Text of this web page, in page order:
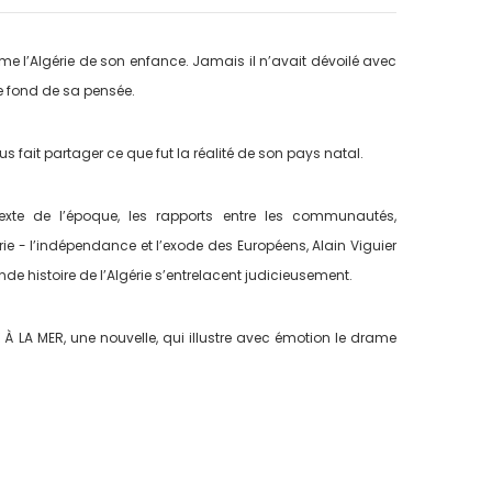
l’Algérie de son enfance. Jamais il n’avait dévoilé avec
fond de sa pensée.
fait partager ce que fut la réalité de son pays natal.
de l’époque, les rapports entre les communautés,
- l’indépendance et l’exode des Européens, Alain Viguier
histoire de l’Algérie s’entrelacent judicieusement.
À LA MER, une nouvelle, qui illustre avec émotion le drame